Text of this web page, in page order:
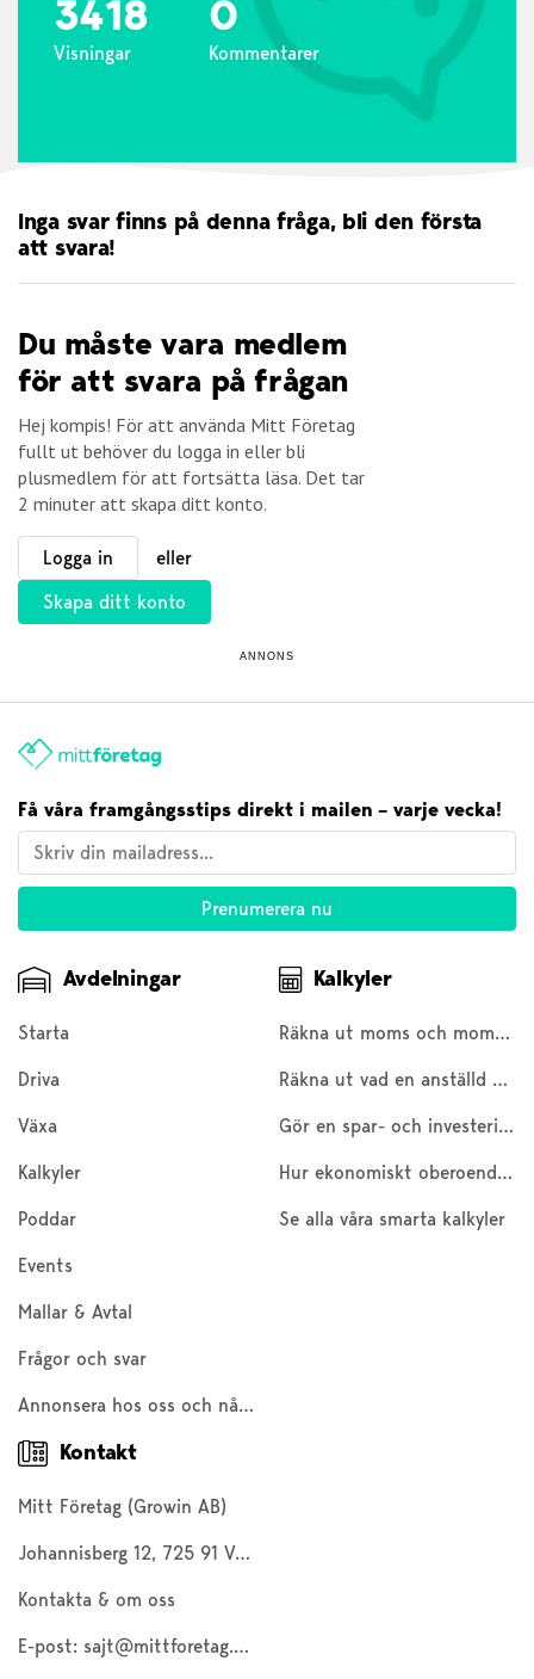
3418
Visningar
0
Kommentarer
Inga svar finns på denna fråga, bli den första
att svara!
Du måste vara medlem
för att svara på frågan
Hej kompis! För att använda Mitt Företag
fullt ut behöver du logga in eller bli
plusmedlem för att fortsätta läsa. Det tar
2 minuter att skapa ditt konto.
Logga in
eller
Skapa ditt konto
ANNONS
Få våra framgångsstips direkt i mailen – varje vecka!
Avdelningar
Starta
Driva
Växa
Kalkyler
Poddar
Events
Mallar & Avtal
Frågor och svar
Annonsera hos oss och nå 200 000 företagare och entreprenörer
Kalkyler
Räkna ut moms och moms baklänges
Räkna ut vad en anställd kostar
Gör en spar- och investeringskalkyl
Hur ekonomiskt oberoende är du?
Se alla våra smarta kalkyler
Kontakt
Mitt Företag (Growin AB)
Johannisberg 12, 725 91 Västerås
Kontakta & om oss
E-post: sajt@mittforetag.com